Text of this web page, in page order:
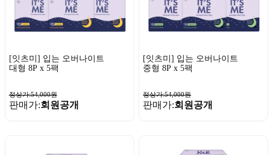
[잇츠미] 입는 오버나이트
대형 8P x 5팩
정상가:54,000원
판매가:회원공개
[잇츠미] 입는 오버나이트
중형 8P x 5팩
정상가:54,000원
판매가:회원공개